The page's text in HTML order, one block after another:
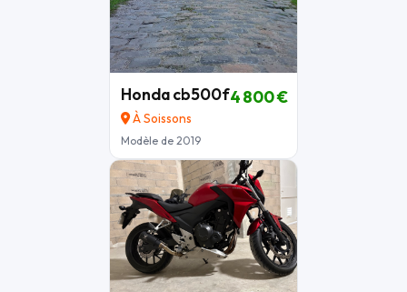
Honda cb500f
À Soissons
Modèle de 2019
4 800 €